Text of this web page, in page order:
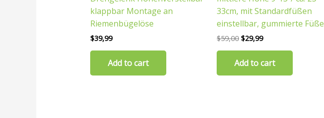
klappbar Montage an
Riemenbügelöse
$39,99
Add to cart
33cm, mit Standardfüßen
einstellbar, gummierte Füße
$59,00 $29,99
Add to cart